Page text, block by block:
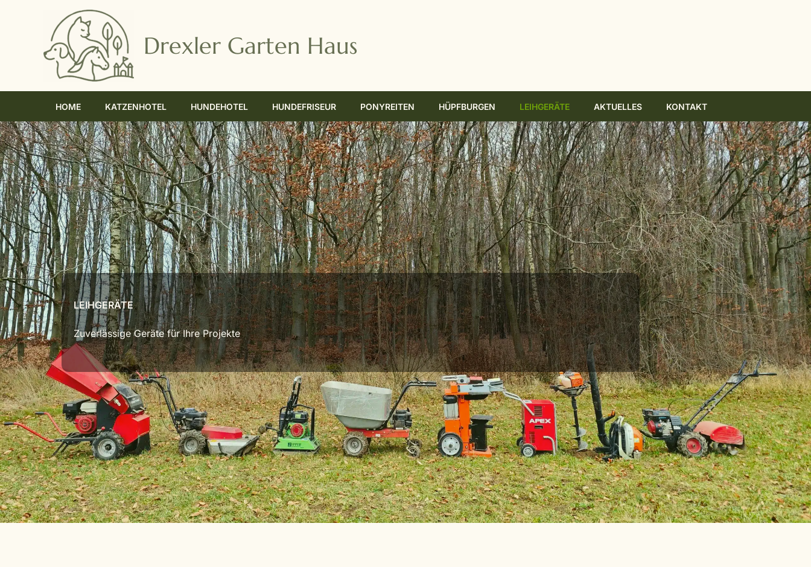
Drexler Garten Haus
HOME KATZENHOTEL HUNDEHOTEL HUNDEFRISEUR PONYREITEN HÜPFBURGEN LEIHGERÄTE AKTUELLES KONTAKT
LEIHGERÄTE
Zuverlässige Geräte für Ihre Projekte